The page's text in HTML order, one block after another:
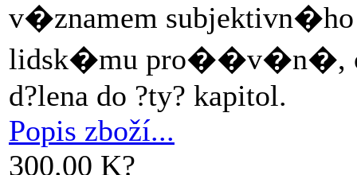
v�znamem
lidsk�mu pro��v�n�,
d?lena do ?ty? kapitol.
Popis zboží...
300.00 K?